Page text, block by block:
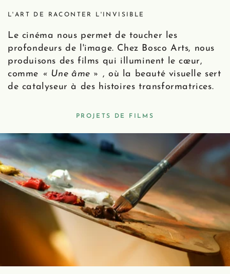
L'ART DE RACONTER L'INVISIBLE
Le cinéma nous permet de toucher les
profondeurs de l'image. Chez Bosco Arts, nous
produisons des films qui illuminent le cœur,
comme « Une âme » , où la beauté visuelle sert
de catalyseur à des histoires transformatrices.
PROJETS DE FILMS